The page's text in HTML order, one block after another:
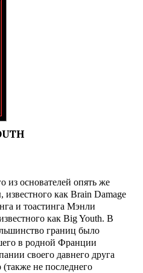
из основателей опять же
как Brain Damage
и тоастинга Мэнли
как Big Youth. В
границ было
в родной Франции
своего давнего друга
не последнего